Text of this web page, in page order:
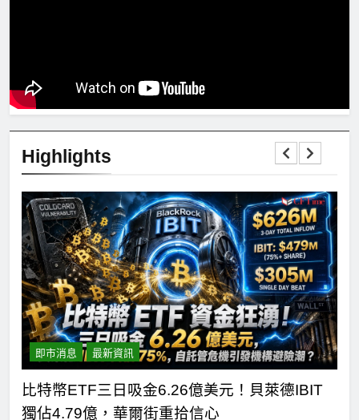
Highlights
即市消息 最新資訊
比特幣ETF三日吸金6.26億美元！貝萊德IBIT
獨佔4.79億，華爾街重拾信心